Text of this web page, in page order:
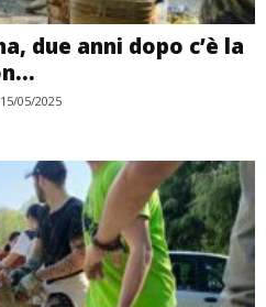
due anni dopo c’è la
15/05/2025